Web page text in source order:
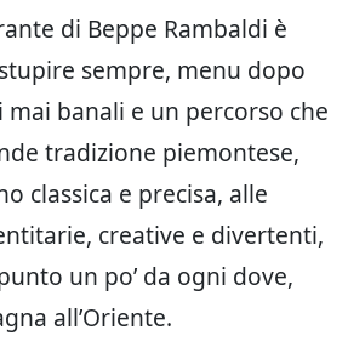
di Beppe Rambaldi è
sempre, menu dopo
banali e un percorso che
tradizione piemontese,
classica e precisa, alle
creative e divertenti,
un po’ da ogni dove,
all’Oriente.